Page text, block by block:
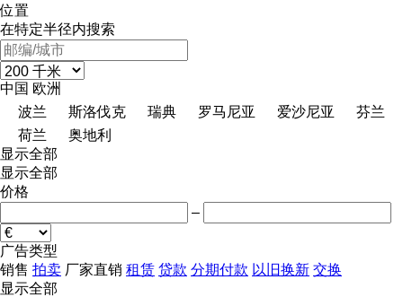
位置
在特定半径内搜索
中国 欧洲
波兰
斯洛伐克 瑞典 罗马尼亚 爱沙尼亚
芬兰
荷兰
奥地利
显示全部
显示全部
价格
–
广告类型
销售 拍卖 厂家直销 租赁 贷款 分期付款 以旧换新 交换
显示全部